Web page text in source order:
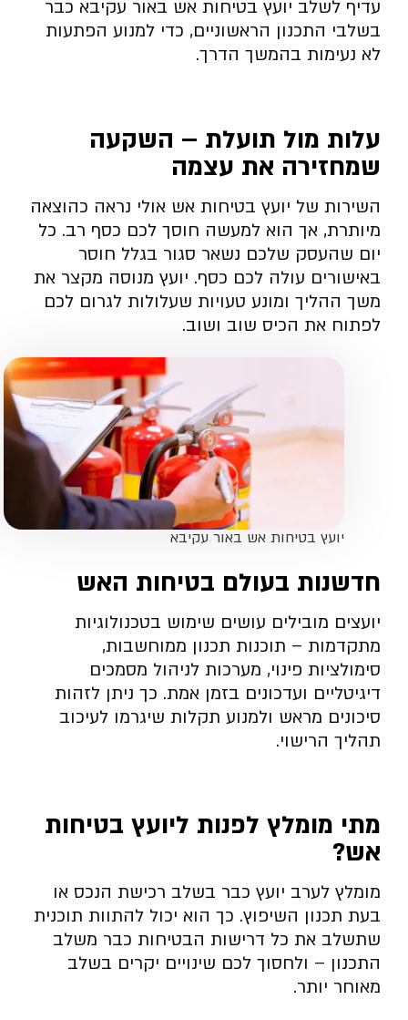
עדיף לשלב יועץ בטיחות אש באור עקיבא כבר
בשלבי התכנון הראשוניים, כדי למנוע הפתעות
לא נעימות בהמשך הדרך.
עלות מול תועלת – השקעה
שמחזירה את עצמה
השירות של יועץ בטיחות אש אולי נראה כהוצאה
מיותרת, אך הוא למעשה חוסך לכם כסף רב. כל
יום שהעסק שלכם נשאר סגור בגלל חוסר
באישורים עולה לכם כסף. יועץ מנוסה מקצר את
משך ההליך ומונע טעויות שעלולות לגרום לכם
לפתוח את הכיס שוב ושוב.
יועץ בטיחות אש באור עקיבא
חדשנות בעולם בטיחות האש
יועצים מובילים עושים שימוש בטכנולוגיות
מתקדמות – תוכנות תכנון ממוחשבות,
סימולציות פינוי, מערכות לניהול מסמכים
דיגיטליים ועדכונים בזמן אמת. כך ניתן לזהות
סיכונים מראש ולמנוע תקלות שיגרמו לעיכוב
תהליך הרישוי.
מתי מומלץ לפנות ליועץ בטיחות
אש?
מומלץ לערב יועץ כבר בשלב רכישת הנכס או
בעת תכנון השיפוץ. כך הוא יכול להתוות תוכנית
שתשלב את כל דרישות הבטיחות כבר משלב
התכנון – ולחסוך לכם שינויים יקרים בשלב
מאוחר יותר.